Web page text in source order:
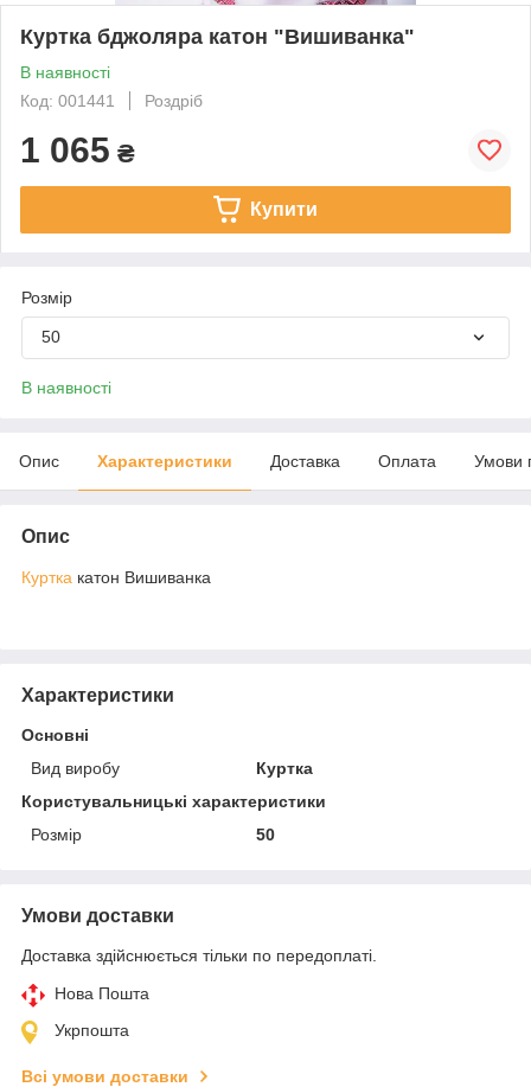
Куртка бджоляра катон "Вишиванка"
В наявності
Код: 001441
Роздріб
1 065 ₴
Купити
Розмір
50
В наявності
Опис Характеристики Доставка Оплата Умови
Опис
Куртка катон Вишиванка
Характеристики
Основні
Вид виробу
Куртка
Користувальницькі характеристики
Розмір
50
Умови доставки
Доставка здійснюється тільки по передоплаті.
Нова Пошта
Укрпошта
Всі умови доставки